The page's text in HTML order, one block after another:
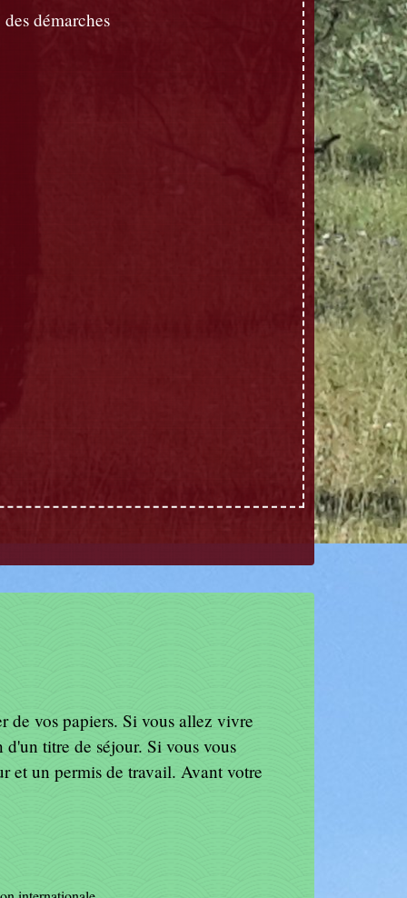
démarches
de vos papiers. Si vous allez vivre
titre de séjour. Si vous vous
et un permis de travail. Avant votre